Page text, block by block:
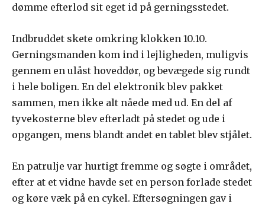
dømme efterlod sit eget id på gerningsstedet.
Indbruddet skete omkring klokken 10.10.
Gerningsmanden kom ind i lejligheden, muligvis
gennem en ulåst hoveddør, og bevægede sig rundt
i hele boligen. En del elektronik blev pakket
sammen, men ikke alt nåede med ud. En del af
tyvekosterne blev efterladt på stedet og ude i
opgangen, mens blandt andet en tablet blev stjålet.
En patrulje var hurtigt fremme og søgte i området,
efter at et vidne havde set en person forlade stedet
og køre væk på en cykel. Eftersøgningen gav i